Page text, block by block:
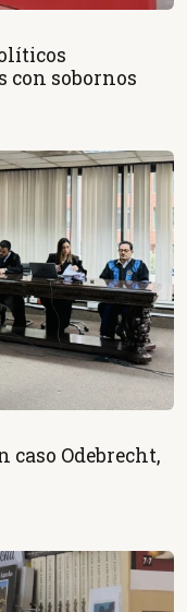
con sobornos
caso Odebrecht,